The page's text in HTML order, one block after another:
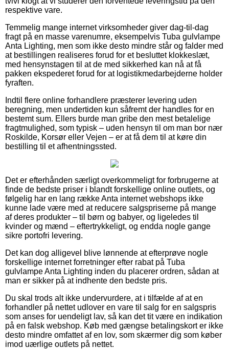
respektive vare.
Temmelig mange internet virksomheder giver dag-til-dag
fragt på en masse varenumre, eksempelvis Tuba gulvlampe
Anta Lighting, men som ikke desto mindre står og falder med
at bestillingen realiseres forud for et besluttet klokkeslæt,
med hensynstagen til at de med sikkerhed kan nå at få
pakken ekspederet forud for at logistikmedarbejderne holder
fyraften.
Indtil flere online forhandlere præsterer levering uden
beregning, men undertiden kun såfremt der handles for en
bestemt sum. Ellers burde man gribe den mest betalelige
fragtmulighed, som typisk – uden hensyn til om man bor nær
Roskilde, Korsør eller Vejen – er at få dem til at køre din
bestilling til et afhentningssted.
Det er efterhånden særligt overkommeligt for forbrugerne at
finde de bedste priser i blandt forskellige online outlets, og
følgelig har en lang række Anta internet webshops ikke
kunne lade være med at reducere salgspriserne på mange
af deres produkter – til børn og babyer, og ligeledes til
kvinder og mænd – eftertrykkeligt, og endda nogle gange
sikre portofri levering.
Det kan dog alligevel blive lønnende at efterprøve nogle
forskellige internet forretninger efter rabat på Tuba
gulvlampe Anta Lighting inden du placerer ordren, sådan at
man er sikker på at indhente den bedste pris.
Du skal trods alt ikke undervurdere, at i tilfælde af at en
forhandler på nettet udlover en vare til salg for en salgspris
som anses for uendeligt lav, så kan det tit være en indikation
på en falsk webshop. Køb med gængse betalingskort er ikke
desto mindre omfattet af en lov, som skærmer dig som køber
imod uærlige outlets på nettet.